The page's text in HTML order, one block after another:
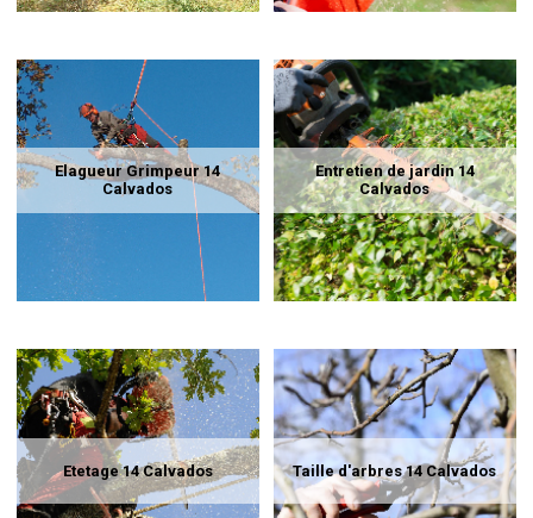
Elagueur Grimpeur 14
Calvados
Entretien de jardin 14
Calvados
Etetage 14 Calvados Taille d'arbres 14 Calvados